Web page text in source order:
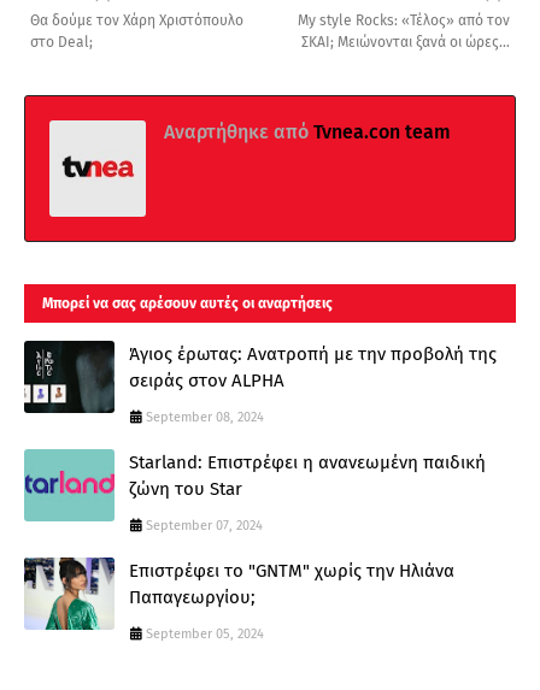
My style Rocks: «Τέλος» από τον
ΣΚΑΙ; Μειώνονται ξανά οι ώρες...
Θα δούμε τον Χάρη Χριστόπουλο
στο Deal;
Αναρτήθηκε από Tvnea.con team
Μπορεί να σας αρέσουν αυτές οι αναρτήσεις
Άγιος έρωτας: Ανατροπή με την προβολή της
σειράς στον ALPHA
September 08, 2024
Starland: Επιστρέφει η ανανεωμένη παιδική
ζώνη του Star
September 07, 2024
Επιστρέφει το "GNTM" χωρίς την Ηλιάνα
Παπαγεωργίου;
September 05, 2024